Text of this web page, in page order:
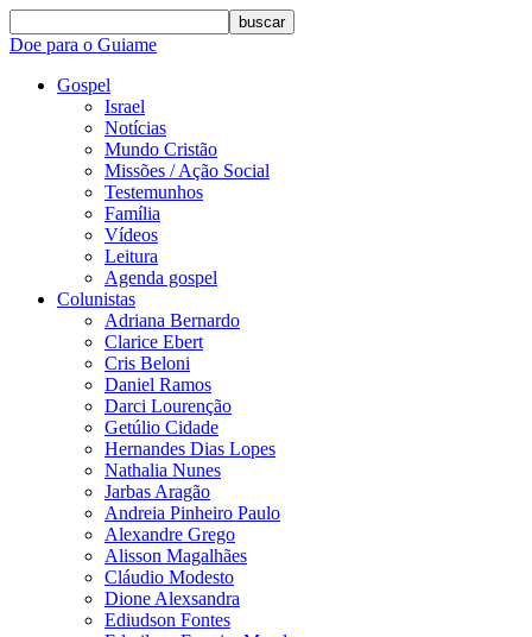
buscar
Doe para o Guiame
Gospel
Israel
Notícias
Mundo Cristão
Missões / Ação Social
Testemunhos
Família
Vídeos
Leitura
Agenda gospel
Colunistas
Adriana Bernardo
Clarice Ebert
Cris Beloni
Daniel Ramos
Darci Lourenção
Getúlio Cidade
Hernandes Dias Lopes
Nathalia Nunes
Jarbas Aragão
Andreia Pinheiro Paulo
Alexandre Grego
Alisson Magalhães
Cláudio Modesto
Dione Alexsandra
Ediudson Fontes